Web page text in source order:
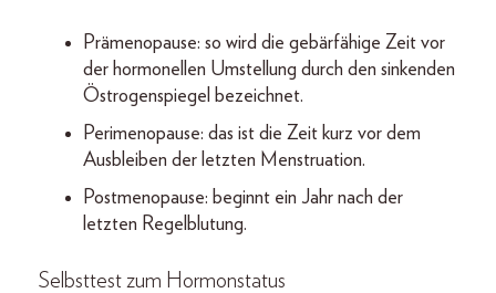
Prämenopause: so wird die gebärfähige Zeit vor
der hormonellen Umstellung durch den sinkenden
Östrogenspiegel bezeichnet.
Perimenopause: das ist die Zeit kurz vor dem
Ausbleiben der letzten Menstruation.
Postmenopause: beginnt ein Jahr nach der
letzten Regelblutung.
Selbsttest zum Hormonstatus